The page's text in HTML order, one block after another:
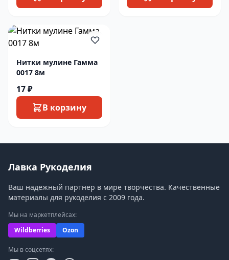
Нитки мулине Гамма
0017 8м
17 ₽
В корзину
Лавка Рукоделия
Ваш надежный партнер в мире творчества. Качественные
материалы для рукоделия с 2009 года.
Мы на маркетплейсах:
Wildberries
Ozon
Мы в соцсетях: